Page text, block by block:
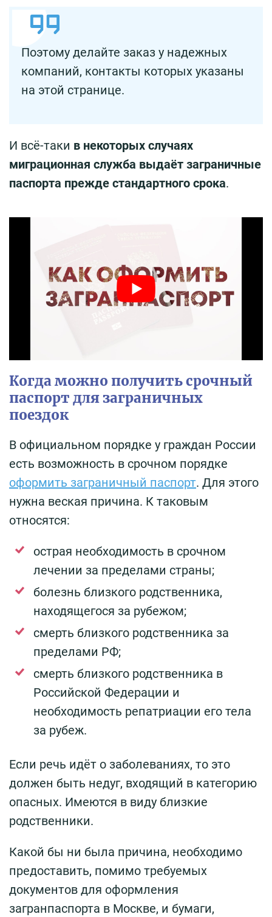
Поэтому делайте заказ у надежных
компаний, контакты которых указаны
на этой странице.
И всё-таки в некоторых случаях
миграционная служба выдаёт заграничные
паспорта прежде стандартного срока.
Когда можно получить срочный
паспорт для заграничных
поездок
В официальном порядке у граждан России
есть возможность в срочном порядке
оформить заграничный паспорт. Для этого
нужна веская причина. К таковым
относятся:
острая необходимость в срочном
лечении за пределами страны;
болезнь близкого родственника,
находящегося за рубежом;
смерть близкого родственника за
пределами РФ;
смерть близкого родственника в
Российской Федерации и
необходимость репатриации его тела
за рубеж.
Если речь идёт о заболеваниях, то это
должен быть недуг, входящий в категорию
опасных. Имеются в виду близкие
родственники.
Какой бы ни была причина, необходимо
предоставить, помимо требуемых
документов для оформления
загранпаспорта в Москве, и бумаги,